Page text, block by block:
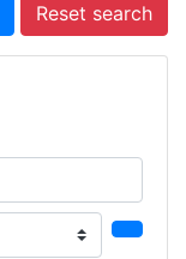
Reset search